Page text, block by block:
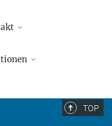
Pressereferentin AEI
230160
Potsdam
TOP